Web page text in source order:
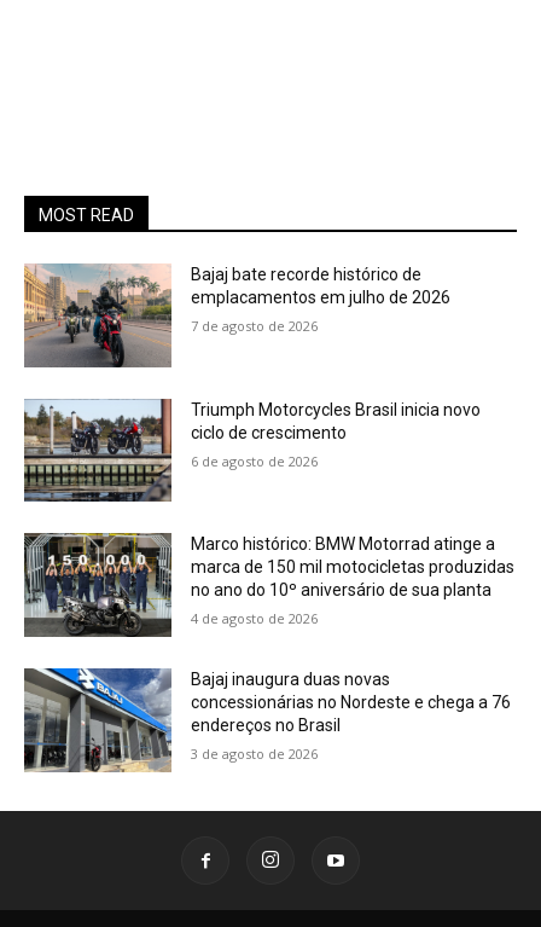
MOST READ
Bajaj bate recorde histórico de
emplacamentos em julho de 2026
7 de agosto de 2026
Triumph Motorcycles Brasil inicia novo
ciclo de crescimento
6 de agosto de 2026
Marco histórico: BMW Motorrad atinge a
marca de 150 mil motocicletas produzidas
no ano do 10º aniversário de sua planta
4 de agosto de 2026
Bajaj inaugura duas novas
concessionárias no Nordeste e chega a 76
endereços no Brasil
3 de agosto de 2026